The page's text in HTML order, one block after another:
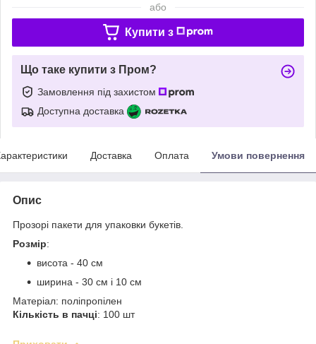
або
Купити з
Що таке купити з Пром?
Замовлення під захистом
Доступна доставка
Доставка Оплата Умови повернення
Опис
Прозорі пакети для упаковки букетів.
Розмір:
висота - 40 см
ширина - 30 см і 10 см
Матеріал: поліпропілен
Кількість в пачці: 100 шт